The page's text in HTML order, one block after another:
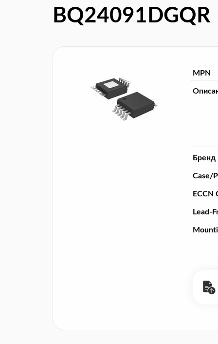
BQ24091DGQR
MPN
Бренд
Case/
ECCN
Lead-